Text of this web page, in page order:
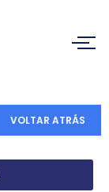
VOLTAR ATRÁS